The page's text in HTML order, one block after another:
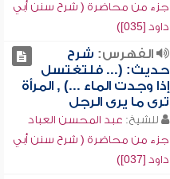
جزء من محاضرة ( شرح سنن أبي
داود [035])
الفهرس: شرح
حديث: (... فلتغتسل
إذا وجدت الماء ...) , المرأة
ترى ما يرى الرجل
للشيخ: عبد المحسن العباد
جزء من محاضرة ( شرح سنن أبي
داود [037])